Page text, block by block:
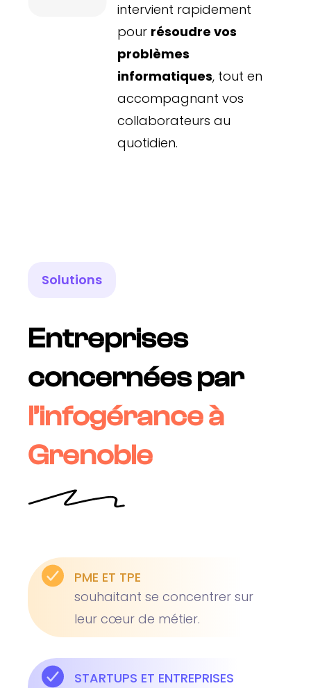
intervient rapidement
pour résoudre vos
problèmes
informatiques, tout en
accompagnant vos
collaborateurs au
quotidien.
Solutions
Entreprises
concernées par
l’infogérance à
Grenoble
PME ET TPE
souhaitant se concentrer sur
leur cœur de métier.
STARTUPS ET ENTREPRISES